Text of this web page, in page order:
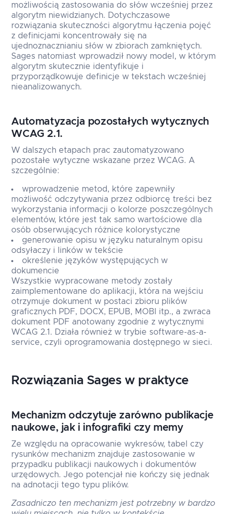
możliwością zastosowania do słów wcześniej przez
algorytm niewidzianych. Dotychczasowe
rozwiązania skuteczności algorytmu łączenia pojęć
z definicjami koncentrowały się na
ujednoznacznianiu słów w zbiorach zamkniętych.
Sages natomiast wprowadził nowy model, w którym
algorytm skutecznie identyfikuje i
przyporządkowuje definicje w tekstach wcześniej
nieanalizowanych.
Automatyzacja pozostałych wytycznych
WCAG 2.1.
W dalszych etapach prac zautomatyzowano
pozostałe wytyczne wskazane przez WCAG. A
szczególnie:
wprowadzenie metod, które zapewniły
możliwość odczytywania przez odbiorcę treści bez
wykorzystania informacji o kolorze poszczególnych
elementów, które jest tak samo wartościowe dla
osób obserwujących różnice kolorystyczne
generowanie opisu w języku naturalnym opisu
odsyłaczy i linków w tekście
określenie języków występujących w
dokumencie
Wszystkie wypracowane metody zostały
zaimplementowane do aplikacji, która na wejściu
otrzymuje dokument w postaci zbioru plików
graficznych PDF, DOCX, EPUB, MOBI itp., a zwraca
dokument PDF anotowany zgodnie z wytycznymi
WCAG 2.1. Działa również w trybie software-as-a-
service, czyli oprogramowania dostępnego w sieci.
Rozwiązania Sages w praktyce
Mechanizm odczytuje zarówno publikacje
naukowe, jak i infografiki czy memy
Ze względu na opracowanie wykresów, tabel czy
rysunków mechanizm znajduje zastosowanie w
przypadku publikacji naukowych i dokumentów
urzędowych. Jego potencjał nie kończy się jednak
na adnotacji tego typu plików.
Zasadniczo ten mechanizm jest potrzebny w bardzo